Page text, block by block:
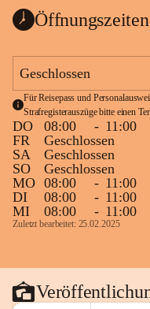
Öffnungszeiten
Geschlossen
Für Reisepass und
Strafregisterauszüge bitte einen
DO 08:00 - 11:00
FR
Geschlossen
SA
Geschlossen
SO
Geschlossen
MO 08:00 - 11:00
DI
08:00 - 11:00
MI
08:00 - 11:00
Zuletzt bearbeitet: 25.02.2025